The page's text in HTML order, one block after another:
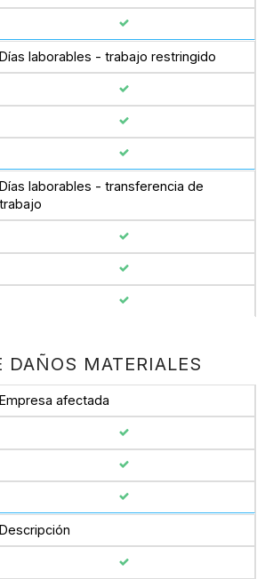
Días laborables - trabajo restringido
Días laborables - transferencia de
trabajo
DAÑOS MATERIALES
Empresa afectada
Descripción